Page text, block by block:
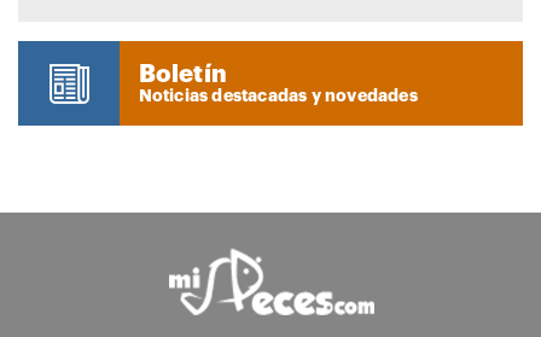
Boletín
Noticias destacadas y novedades